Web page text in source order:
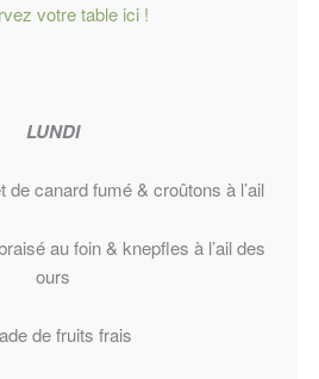
votre table ici !
LUNDI
de canard fumé & croûtons à l’ail
au foin & knepfles à l’ail des
ours
de fruits frais